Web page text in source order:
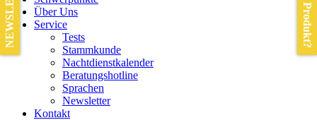
Über Uns
Service
Tests
Stammkunde
Nachtdienstkalender
Beratungshotline
Sprachen
Newsletter
Kontakt